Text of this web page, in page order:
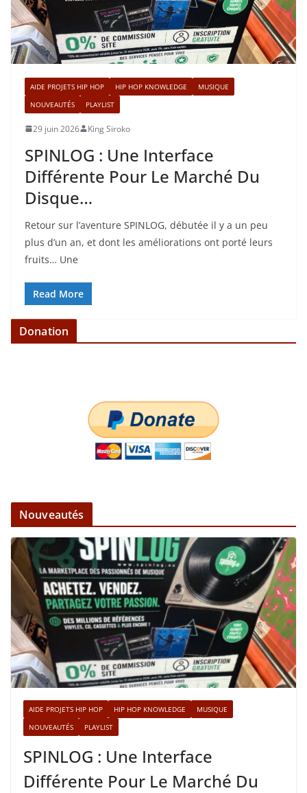
AIDE PROJETS HIP HOP HIP HOP KNOWLEDGE
MUSIQUE
NOUVEAUTÉS
PLAYLIST
29 juin 2026 King Siroko
SPINLOG : Une Interface
Différente Pour Le Marché Du
Disque…
Retour sur l’aventure SPINLOG, débutée il y a un peu
plus d’un an, et dont les améliorations ont porté leurs
fruits… Une
Read More
Donation
Nouveautés
AIDE PROJETS HIP HOP HIP HOP KNOWLEDGE
MUSIQUE
NOUVEAUTÉS
PLAYLIST
SPINLOG : Une Interface
Différente Pour Le Marché Du